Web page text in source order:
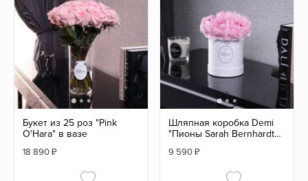
Букет из 25 роз "Pink
O'Hara" в вазе
18 890₽
Шляпная коробка Demi
"Пионы Sarah Bernhardt"
9 590₽